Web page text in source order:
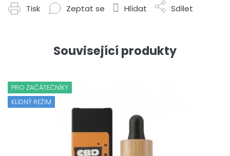
Tisk Zeptat se Hlídat Sdílet
Související produkty
PRO ZAČÁTEČNÍKY
KLIDNÝ REŽIM